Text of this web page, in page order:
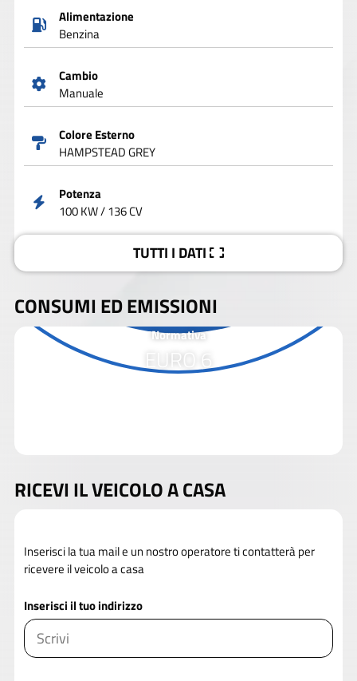
Alimentazione
Benzina
Cambio
Manuale
Colore Esterno
HAMPSTEAD GREY
Potenza
100 KW / 136 CV
TUTTI I DATI
CONSUMI ED EMISSIONI
Normativa
EURO 6
RICEVI IL VEICOLO A CASA
Inserisci la tua mail e un nostro operatore ti contatterà per
ricevere il veicolo a casa
Inserisci il tuo indirizzo